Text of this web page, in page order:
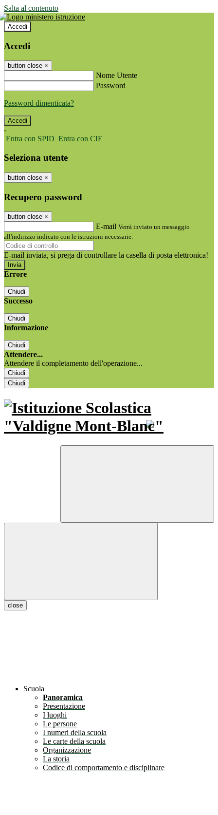
Salta al contenuto
Accedi
Accedi
button close ×
Nome Utente
Password
Password dimenticata?
-
Entra con SPID Entra con CIE
Seleziona utente
button close ×
Recupero password
button close ×
E-mail Verrà inviato un messaggio
all'indirizzo indicato con le istruzioni necessarie.
E-mail inviata, si prega di controllare la casella di posta elettronica!
Errore
Chiudi
Successo
Chiudi
Informazione
Chiudi
Attendere...
Attendere il completamento dell'operazione...
Chiudi
Chiudi
close
Scuola
Panoramica
Presentazione
I luoghi
Le persone
I numeri della scuola
Le carte della scuola
Organizzazione
La storia
Codice di comportamento e disciplinare